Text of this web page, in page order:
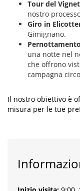
Tour del
nostro
Giro in
Gimignano.
una notte nel
che offrono
campagna
Il nostro obiettivo è
misura per le tue